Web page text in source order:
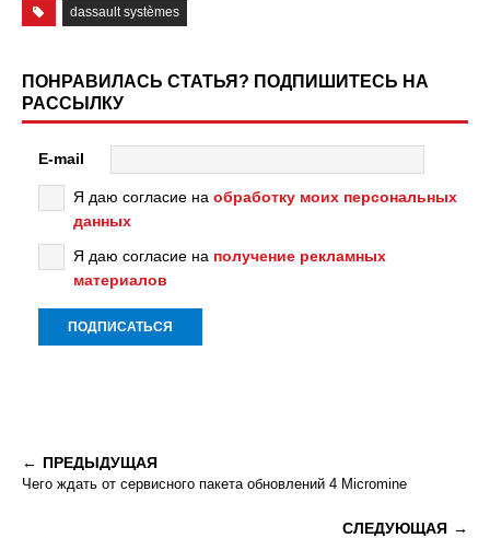
dassault systèmes
ПОНРАВИЛАСЬ СТАТЬЯ? ПОДПИШИТЕСЬ НА
РАССЫЛКУ
E-mail
Я даю согласие на обработку моих персональных
данных
Я даю согласие на получение рекламных
материалов
ПРЕДЫДУЩАЯ
Чего ждать от сервисного пакета обновлений 4 Micromine
СЛЕДУЮЩАЯ